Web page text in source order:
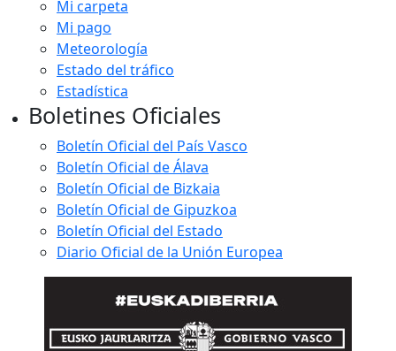
Mi carpeta
Mi pago
Meteorología
Estado del tráfico
Estadística
Boletines Oficiales
Boletín Oficial del País Vasco
Boletín Oficial de Álava
Boletín Oficial de Bizkaia
Boletín Oficial de Gipuzkoa
Boletín Oficial del Estado
Diario Oficial de la Unión Europea